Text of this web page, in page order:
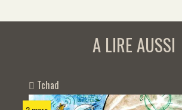
A LIRE AUSSI
Tchad